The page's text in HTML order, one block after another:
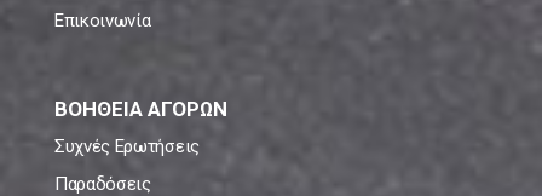
Επικοινωνία
ΒΟΗΘΕΙΑ ΑΓΟΡΩΝ
Συχνές Ερωτήσεις
Παραδόσεις